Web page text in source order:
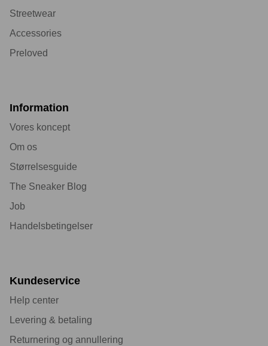
Streetwear
Accessories
Preloved
Information
Vores koncept
Om os
Størrelsesguide
The Sneaker Blog
Job
Handelsbetingelser
Kundeservice
Help center
Levering & betaling
Returnering og annullering